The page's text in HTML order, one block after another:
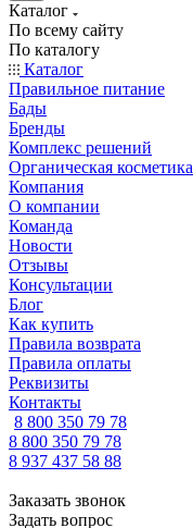
Каталог
По всему сайту
По каталогу
Каталог
Правильное питание
Бады
Бренды
Комплекс решений
Органическая косметика
Компания
О компании
Команда
Новости
Отзывы
Консультации
Блог
Как купить
Правила возврата
Правила оплаты
Реквизиты
Контакты
8 800 350 79 78
8 800 350 79 78
8 937 437 58 88
Заказать звонок
Задать вопрос